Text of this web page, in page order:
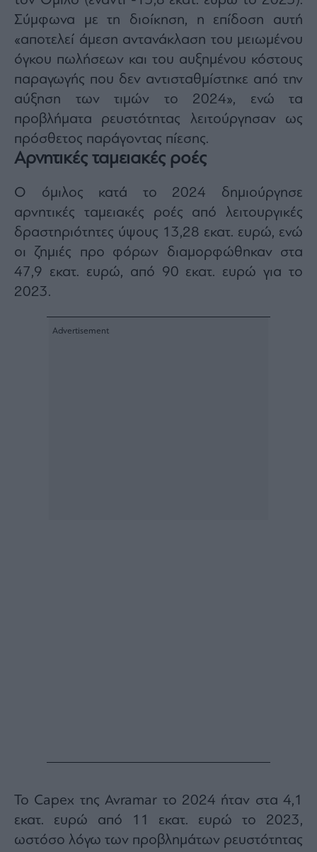
Σύμφωνα με τη διοίκηση, η επίδοση αυτή
«αποτελεί άμεση αντανάκλαση του μειωμένου
όγκου πωλήσεων και του αυξημένου κόστους
παραγωγής που δεν αντισταθμίστηκε από την
αύξηση των τιμών το 2024», ενώ τα
προβλήματα ρευστότητας λειτούργησαν ως
πρόσθετος παράγοντας πίεσης.
Αρνητικές ταμειακές ροές
Ο όμιλος κατά το 2024 δημιούργησε
αρνητικές ταμειακές ροές από λειτουργικές
δραστηριότητες ύψους 13,28 εκατ. ευρώ, ενώ
οι ζημιές προ φόρων διαμορφώθηκαν στα
47,9 εκατ. ευρώ, από 90 εκατ. ευρώ για το
2023.
Το Capex της Avramar το 2024 ήταν στα 4,1
εκατ. ευρώ από 11 εκατ. ευρώ το 2023,
ωστόσο λόγω των προβλημάτων ρευστότητας